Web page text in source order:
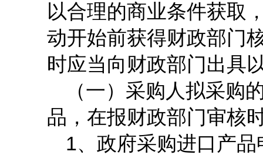
以合理的商业条件获取
动开始前获得财政部门
时应当向财政部门出具
（一）采购人拟采购
品，在报财政部门审核
1、政府采购进口产